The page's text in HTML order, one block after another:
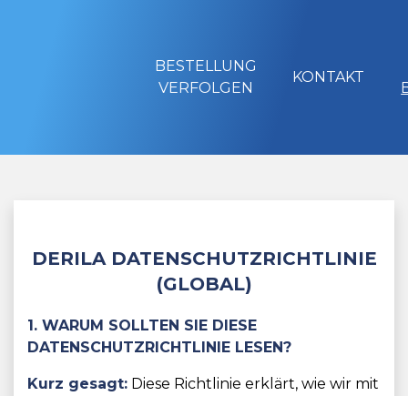
BESTELLUNG
VERFOLGEN
KONTAKT
DERILA DATENSCHUTZRICHTLINIE
(GLOBAL)
1. WARUM SOLLTEN SIE DIESE
DATENSCHUTZRICHTLINIE LESEN?
Kurz gesagt: Diese Richtlinie erklärt, wie wir mit